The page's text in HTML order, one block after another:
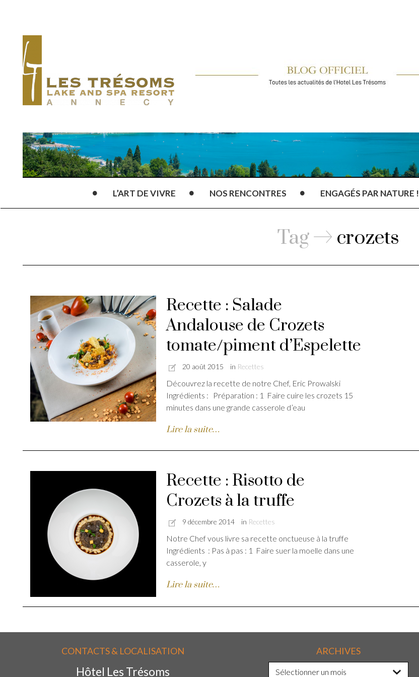
L’ART DE VIVRE NOS RENCONTRES ENGAGÉS PAR NATURE !
Tag crozets
Recette : Salade
Andalouse de Crozets
tomate/piment d’Espelette
20 août 2015 in Recettes
Découvrez la recette de notre Chef, Eric Prowalski
Ingrédients : Préparation : 1 Faire cuire les crozets 15
minutes dans une grande casserole d’eau
Lire la suite…
Recette : Risotto de
Crozets à la truffe
9 décembre 2014 in Recettes
Notre Chef vous livre sa recette onctueuse à la truffe
Ingrédients : Pas à pas : 1 Faire suer la moelle dans une
casserole, y
Lire la suite…
CONTACTS & LOCALISATION
Hôtel Les Trésoms
ARCHIVES